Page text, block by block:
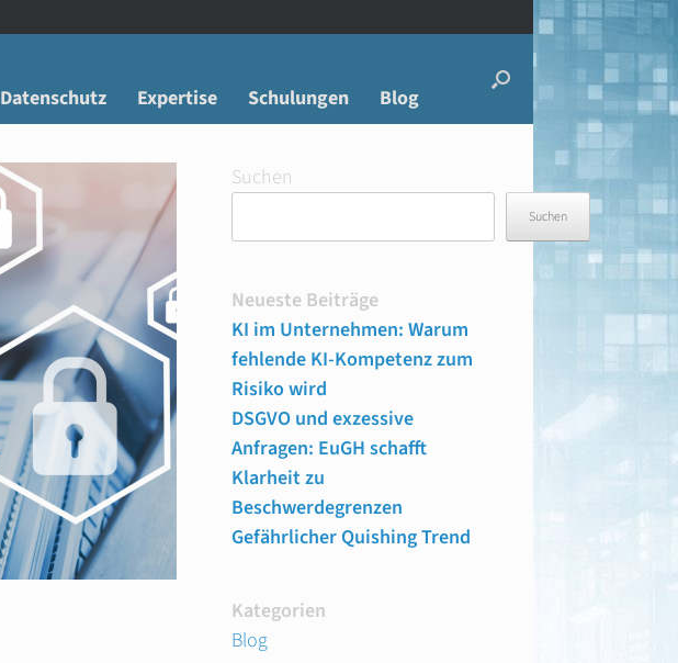
Datenschutz Expertise Schulungen Blog
Suchen
Suchen
Neueste Beiträge
KI im Unternehmen: Warum
fehlende KI-Kompetenz zum
Risiko wird
DSGVO und exzessive
Anfragen: EuGH schafft
Klarheit zu
Beschwerdegrenzen
Gefährlicher Quishing Trend
Kategorien
Blog